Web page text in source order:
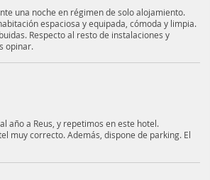
una noche en régimen de solo alojamiento.
espaciosa y equipada, cómoda y limpia.
Respecto al resto de instalaciones y
opinar.
año a Reus, y repetimos en este hotel.
muy correcto. Además, dispone de parking. El